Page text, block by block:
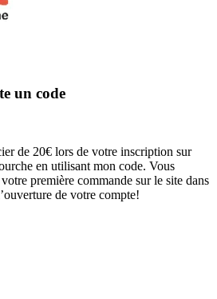
un code
de 20€ lors de votre inscription sur
en utilisant mon code. Vous
première commande sur le site dans
de votre compte!